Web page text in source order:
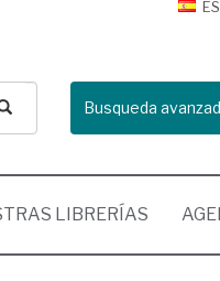
ES
Busqueda
LIBRERÍAS